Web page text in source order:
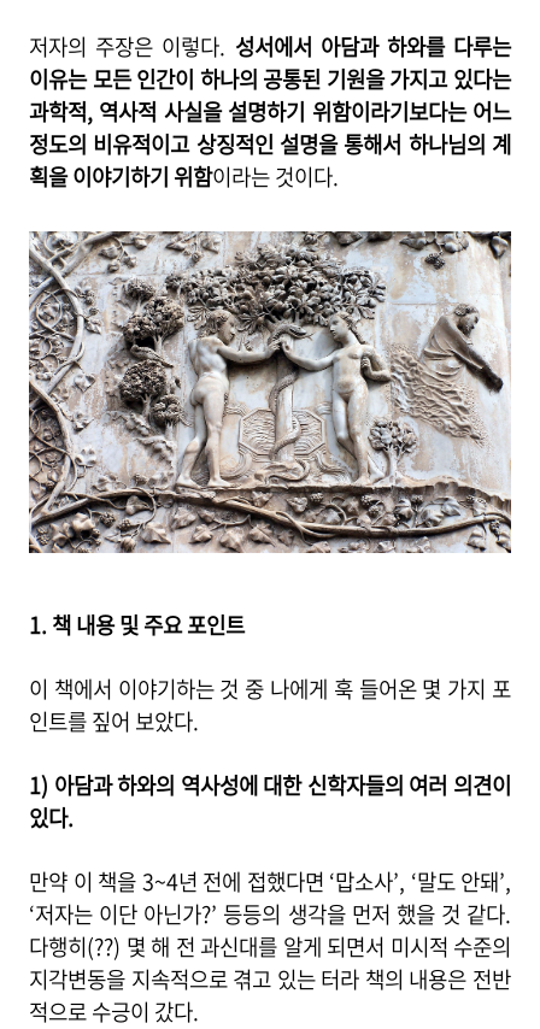
저자의 주장은 이렇다. 성서에서 아담과 하와를 다루는
이유는 모든 인간이 하나의 공통된 기원을 가지고 있다는
과학적, 역사적 사실을 설명하기 위함이라기보다는 어느
정도의 비유적이고 상징적인 설명을 통해서 하나님의 계
획을 이야기하기 위함이라는 것이다.
1. 책 내용 및 주요 포인트
이 책에서 이야기하는 것 중 나에게 훅 들어온 몇 가지 포
인트를 짚어 보았다.
1) 아담과 하와의 역사성에 대한 신학자들의 여러 의견이
있다.
만약 이 책을 3~4년 전에 접했다면 ‘맙소사’, ‘말도 안돼’,
‘저자는 이단 아닌가?’ 등등의 생각을 먼저 했을 것 같다.
다행히(??) 몇 해 전 과신대를 알게 되면서 미시적 수준의
지각변동을 지속적으로 겪고 있는 터라 책의 내용은 전반
적으로 수긍이 갔다.